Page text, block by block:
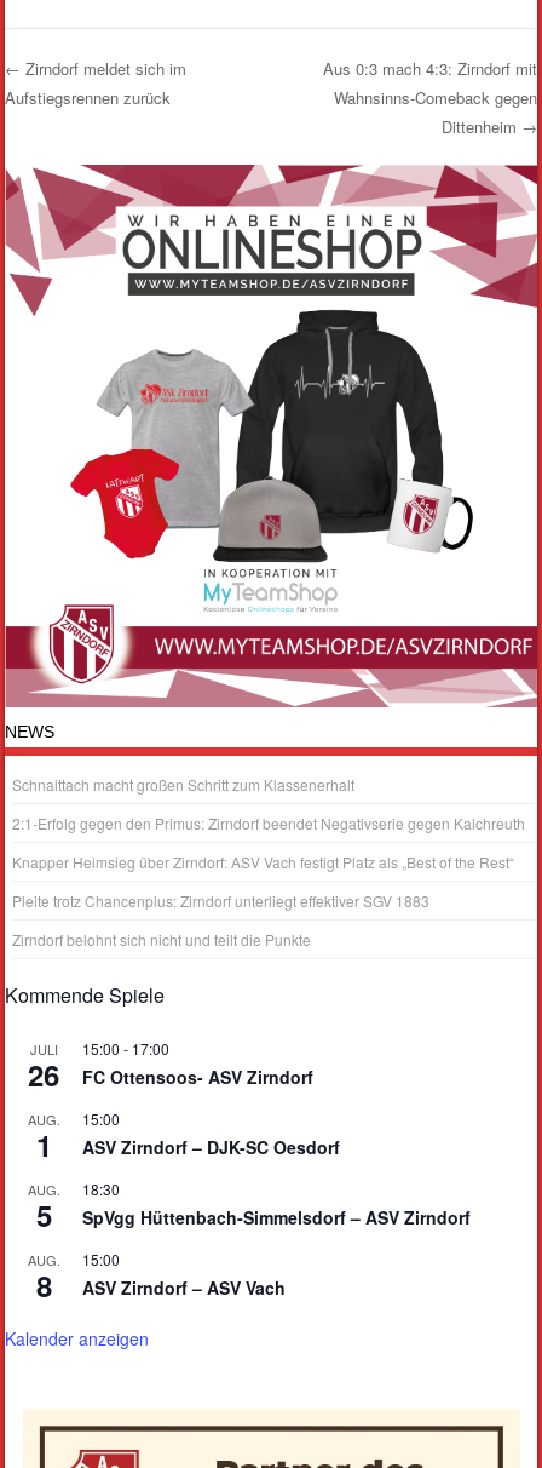
Post navigation
← Zirndorf meldet sich im
Aufstiegsrennen zurück
Aus 0:3 mach 4:3: Zirndorf mit
Wahnsinns-Comeback gegen
Dittenheim →
NEWS
Schnaittach macht großen Schritt zum Klassenerhalt
2:1-Erfolg gegen den Primus: Zirndorf beendet Negativserie gegen Kalchreuth
Knapper Heimsieg über Zirndorf: ASV Vach festigt Platz als „Best of the Rest“
Pleite trotz Chancenplus: Zirndorf unterliegt effektiver SGV 1883
Zirndorf belohnt sich nicht und teilt die Punkte
Kommende Spiele
JULI
26
15:00 - 17:00
FC Ottensoos- ASV Zirndorf
AUG.
1
15:00
ASV Zirndorf – DJK-SC Oesdorf
AUG.
5
18:30
SpVgg Hüttenbach-Simmelsdorf – ASV Zirndorf
AUG.
8
15:00
ASV Zirndorf – ASV Vach
Kalender anzeigen